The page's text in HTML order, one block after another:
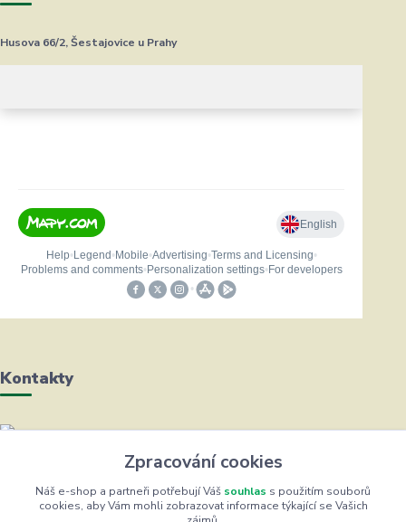
Husova 66/2, Šestajovice u Prahy
Kontakty
Helena Bayerová
+420 604 711 491
(Po-Čt, 8-16 hod.)
Zpracování cookies
Náš e-shop a partneři potřebují Váš souhlas s použitím souborů
cookies, aby Vám mohli zobrazovat informace týkající se Vašich